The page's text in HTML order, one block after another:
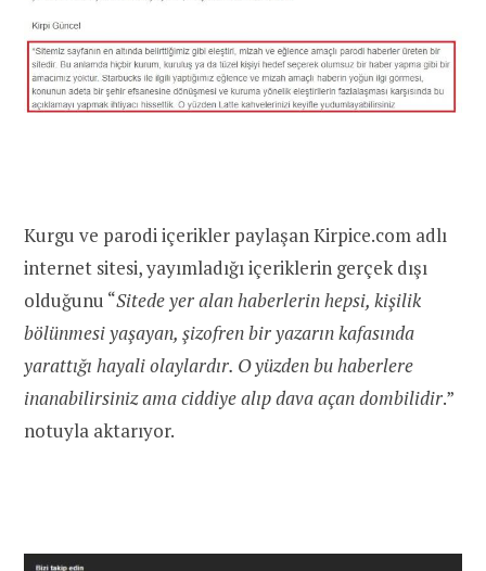
Kurgu ve parodi içerikler paylaşan Kirpice.com adlı
internet sitesi, yayımladığı içeriklerin gerçek dışı
olduğunu “Sitede yer alan haberlerin hepsi, kişilik
bölünmesi yaşayan, şizofren bir yazarın kafasında
yarattığı hayali olaylardır. O yüzden bu haberlere
inanabilirsiniz ama ciddiye alıp dava açan dombilidir.”
notuyla aktarıyor.